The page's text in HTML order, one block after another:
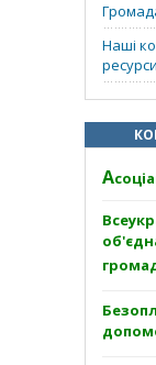
Наші
ресурси
А